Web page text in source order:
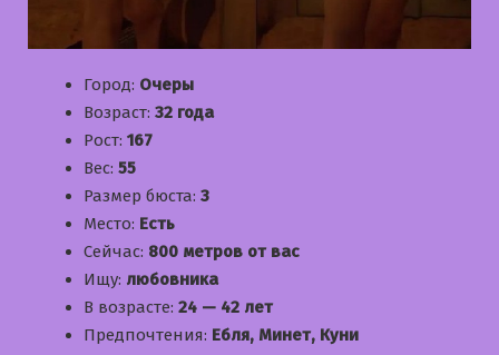
Город: Очеры
Возраст: 32 года
Рост: 167
Вес: 55
Размер бюста: 3
Место: Есть
Сейчас: 800 метров от вас
Ищу: любовника
В возрасте: 24 — 42 лет
Предпочтения: Ебля, Минет, Куни